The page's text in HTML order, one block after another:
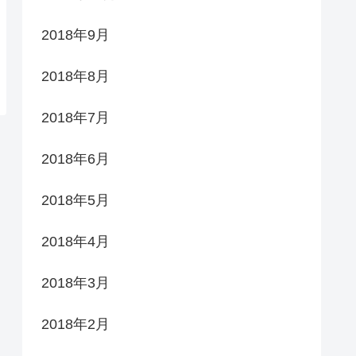
2018年9月
2018年8月
2018年7月
2018年6月
2018年5月
2018年4月
2018年3月
2018年2月